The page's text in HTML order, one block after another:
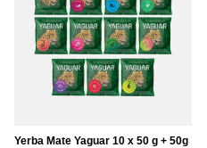
Yerba Mate Yaguar 10 x 50 g + 50g